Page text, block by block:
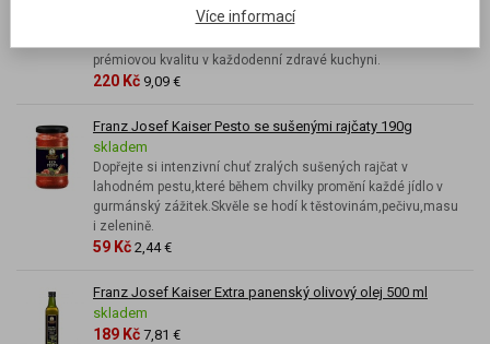
Dopřejte svému jídelníčku kvalitní dýňový olej Franc Josef
prémiovou kvalitu v každodenní zdravé kuchyni.
220 Kč 9,09 €
Franz Josef Kaiser Pesto se sušenými rajčaty 190g
skladem
Dopřejte si intenzivní chuť zralých sušených rajčat v
lahodném pestu,které během chvilky promění každé jídlo v
gurmánský zážitek.Skvěle se hodí k těstovinám,pečivu,masu
i zelenině.
59 Kč 2,44 €
Franz Josef Kaiser Extra panenský olivový olej 500 ml
skladem
189 Kč 7,81 €
Více informací